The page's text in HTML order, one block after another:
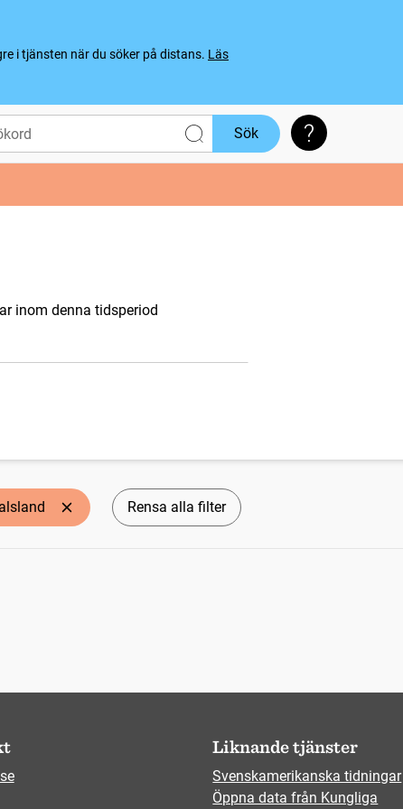
i tjänsten när du söker på distans. Läs
Sök Söktips
inom denna tidsperiod
Rensa alla filter
Liknande tjänster
Svenskamerikanska tidningar
Öppna data från Kungliga